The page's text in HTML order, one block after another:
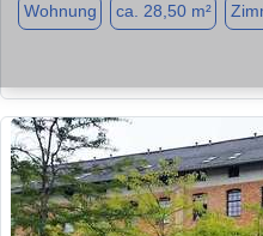
Wohnung ca. 28,50 m²